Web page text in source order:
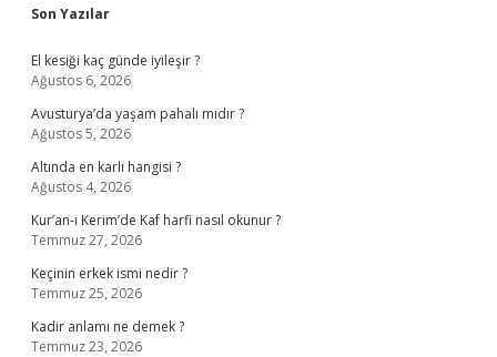
Sidebar
Son Yazılar
El kesiği kaç günde iyileşir ?
Ağustos 6, 2026
Avusturya’da yaşam pahalı mıdır ?
Ağustos 5, 2026
Altında en karlı hangisi ?
Ağustos 4, 2026
Kur’an-ı Kerim’de Kaf harfi nasıl okunur ?
Temmuz 27, 2026
Keçinin erkek ismi nedir ?
Temmuz 25, 2026
Kadir anlamı ne demek ?
Temmuz 23, 2026